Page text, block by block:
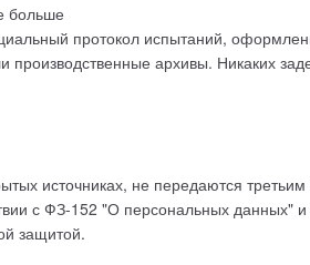
больше
протокол испытаний,
архивы. Никаких
источниках, не передаются
с ФЗ-152 "О персональных данных"
защитой.